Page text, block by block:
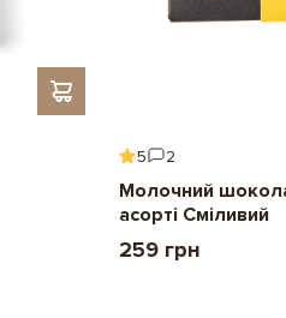
5 2
Молочний
асорті Сміливий
259 грн